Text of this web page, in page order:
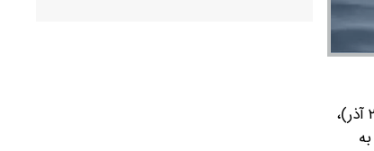
سازمان هواشناسی کشور با صدور هشدار سطح نارنجی شماره ۶۲ از روز شنبه (۲۲ آذر ۱۴۰۴) تا دوشنبه (۲۴ آذر)،